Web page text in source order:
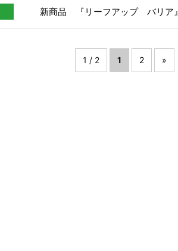
新商品 『リーフアップ バリア』
1 / 2 1 2 »